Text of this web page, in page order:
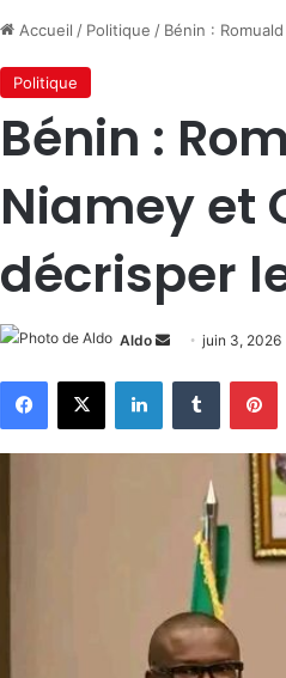
Accueil / Politique / ‎Bénin :
Politique
‎Bénin :
Niamey et
décrisper
Aldo
Envoyer
courriel
juin 3, 2026
Facebook
X LinkedinTumblr